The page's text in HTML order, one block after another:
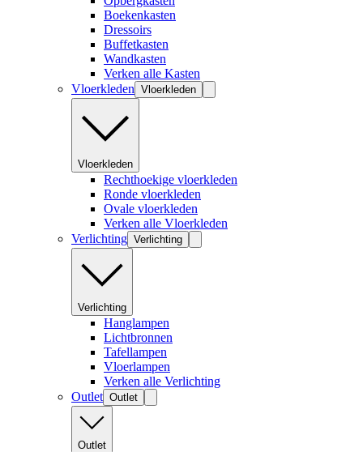
Boekenkasten
Dressoirs
Buffetkasten
Wandkasten
Verken alle Kasten
Vloerkleden Vloerkleden
Vloerkleden
Rechthoekige vloerkleden
Ronde vloerkleden
Ovale vloerkleden
Verken alle Vloerkleden
Verlichting Verlichting
Verlichting
Hanglampen
Lichtbronnen
Tafellampen
Vloerlampen
Verken alle Verlichting
Outlet Outlet
Outlet